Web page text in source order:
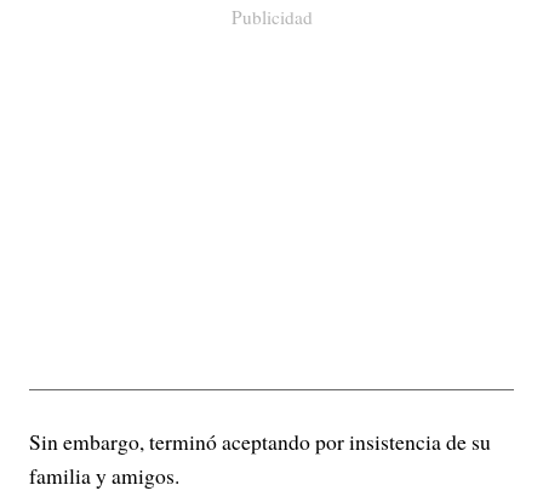
Publicidad
Sin embargo, terminó aceptando por insistencia de su
familia y amigos.